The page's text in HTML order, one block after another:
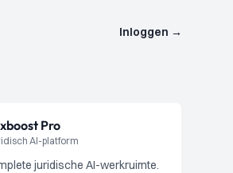
Inloggen →
Pro
AI-platform
juridische AI-werkruimte.